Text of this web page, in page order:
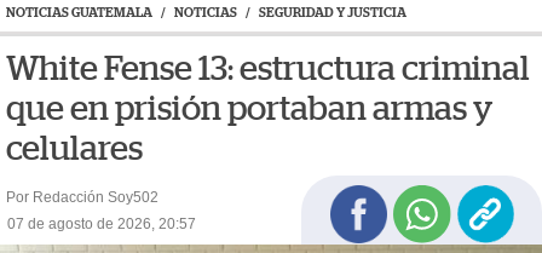
NOTICIAS GUATEMALA / NOTICIAS / SEGURIDAD Y JUSTICIA
White Fense 13: estructura criminal
que en prisión portaban armas y
celulares
Por Redacción Soy502
07 de agosto de 2026, 20:57